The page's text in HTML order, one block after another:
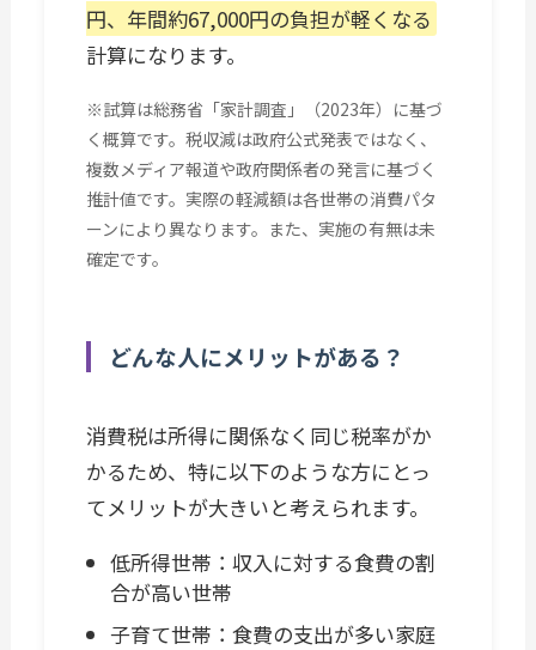
円、年間約67,000円の負担が軽くなる
計算になります。
※試算は総務省「家計調査」（2023年）に基づ
く概算です。税収減は政府公式発表ではなく、
複数メディア報道や政府関係者の発言に基づく
推計値です。実際の軽減額は各世帯の消費パタ
ーンにより異なります。また、実施の有無は未
確定です。
どんな人にメリットがある？
消費税は所得に関係なく同じ税率がか
かるため、特に以下のような方にとっ
てメリットが大きいと考えられます。
低所得世帯：収入に対する食費の割
合が高い世帯
子育て世帯：食費の支出が多い家庭